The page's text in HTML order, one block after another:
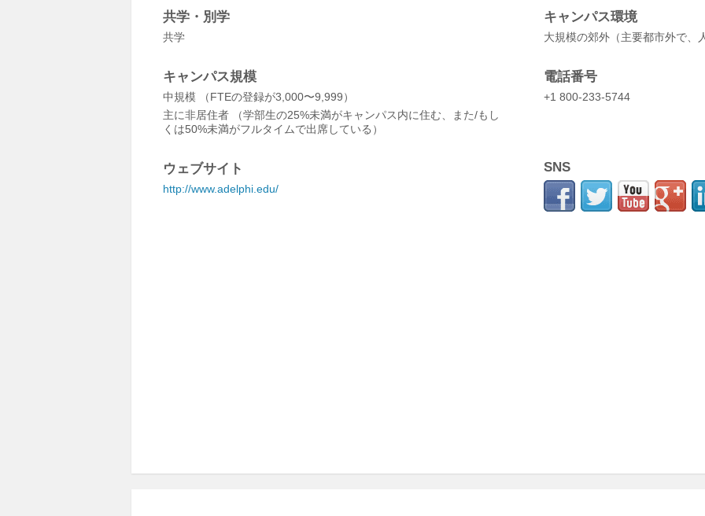
共学・別学
共学
キャンパス環境
大規模の郊外（主要都市外で、
キャンパス規模
中規模 （FTEの登録が3,000〜9,999）
主に非居住者 （学部生の25%未満がキャンパス内に住む、また/もし
くは50%未満がフルタイムで出席している）
電話番号
+1 800-233-5744
ウェブサイト
http://www.adelphi.edu/
SNS